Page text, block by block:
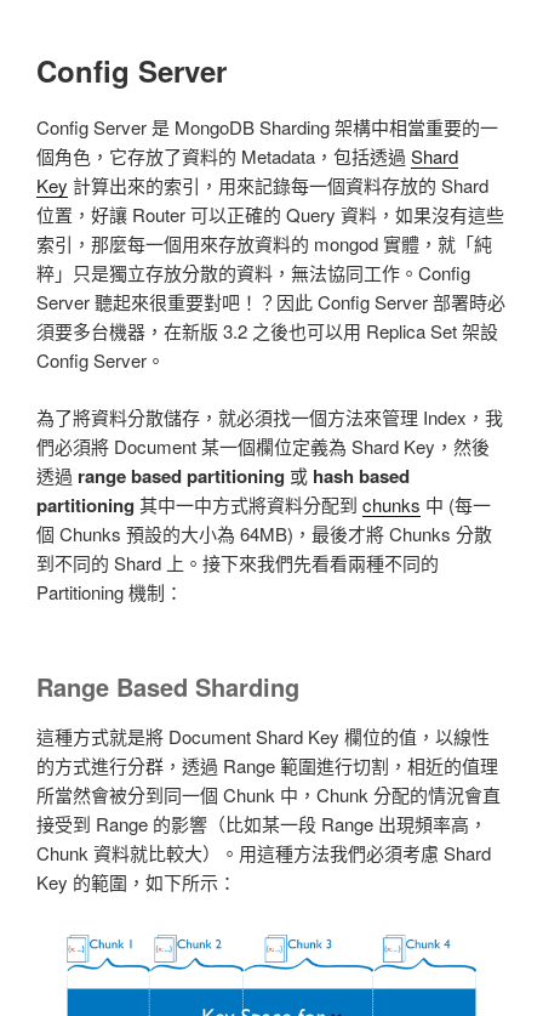
Config Server
Config Server 是 MongoDB Sharding 架構中相當重要的一
個角色，它存放了資料的 Metadata，包括透過 Shard
Key 計算出來的索引，用來記錄每一個資料存放的 Shard
位置，好讓 Router 可以正確的 Query 資料，如果沒有這些
索引，那麼每一個用來存放資料的 mongod 實體，就「純
粹」只是獨立存放分散的資料，無法協同工作。Config
Server 聽起來很重要對吧！？因此 Config Server 部署時必
須要多台機器，在新版 3.2 之後也可以用 Replica Set 架設
Config Server。
為了將資料分散儲存，就必須找一個方法來管理 Index，我
們必須將 Document 某一個欄位定義為 Shard Key，然後
透過 range based partitioning 或 hash based
partitioning 其中一中方式將資料分配到 chunks 中 (每一
個 Chunks 預設的大小為 64MB)，最後才將 Chunks 分散
到不同的 Shard 上。接下來我們先看看兩種不同的
Partitioning 機制：
Range Based Sharding
這種方式就是將 Document Shard Key 欄位的值，以線性
的方式進行分群，透過 Range 範圍進行切割，相近的值理
所當然會被分到同一個 Chunk 中，Chunk 分配的情況會直
接受到 Range 的影響（比如某一段 Range 出現頻率高，
Chunk 資料就比較大）。用這種方法我們必須考慮 Shard
Key 的範圍，如下所示：